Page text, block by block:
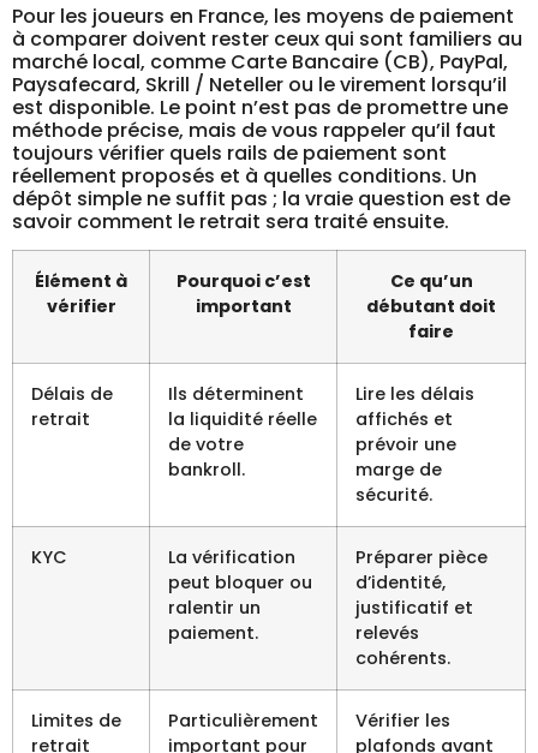
Pour les joueurs en France, les moyens de paiement
à comparer doivent rester ceux qui sont familiers au
marché local, comme Carte Bancaire (CB), PayPal,
Paysafecard, Skrill / Neteller ou le virement lorsqu’il
est disponible. Le point n’est pas de promettre une
méthode précise, mais de vous rappeler qu’il faut
toujours vérifier quels rails de paiement sont
réellement proposés et à quelles conditions. Un
dépôt simple ne suffit pas ; la vraie question est de
savoir comment le retrait sera traité ensuite.
Élément à
vérifier
Pourquoi c’est
important
Ce qu’un
débutant doit
faire
Délais de
retrait
Ils déterminent
la liquidité réelle
de votre
bankroll.
Lire les délais
affichés et
prévoir une
marge de
sécurité.
KYC
La vérification
peut bloquer ou
ralentir un
paiement.
Préparer pièce
d’identité,
justificatif et
relevés
cohérents.
Limites de
retrait
Particulièrement
important pour
Vérifier les
plafonds avant